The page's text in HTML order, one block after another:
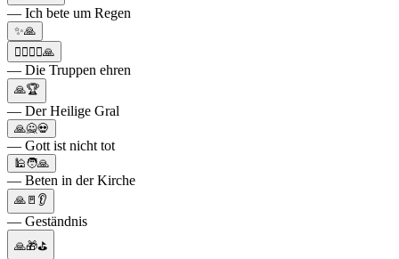
— Ich bete um Regen
✨🙏
👨‍✈️👩‍✈️🙏
— Die Truppen ehren
🙏🏆
— Der Heilige Gral
🙏🙅💀
— Gott ist nicht tot
🕌🧑🙏
— Beten in der Kirche
🙏🚪👂
— Geständnis
🙏🎁⛳